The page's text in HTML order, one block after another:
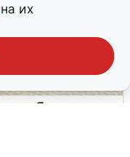
на их
было при